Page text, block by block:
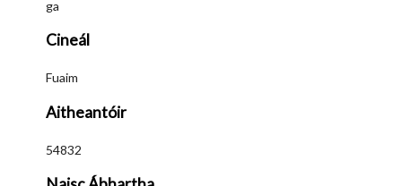
ga
Cineál
Fuaim
Aitheantóir
54832